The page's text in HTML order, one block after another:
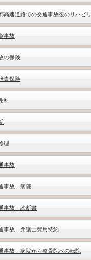
高速道路での交通事故後のリハビリ
事故
の保険
責保険
料
理
事故
事故 病院
事故 診断書
事故 弁護士費用特約
事故 病院から整骨院への転院